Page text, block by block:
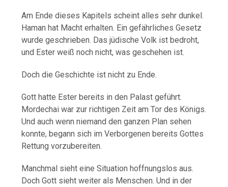
Am Ende dieses Kapitels scheint alles sehr dunkel.
Haman hat Macht erhalten. Ein gefährliches Gesetz
wurde geschrieben. Das jüdische Volk ist bedroht,
und Ester weiß noch nicht, was geschehen ist.
Doch die Geschichte ist nicht zu Ende.
Gott hatte Ester bereits in den Palast geführt.
Mordechai war zur richtigen Zeit am Tor des Königs.
Und auch wenn niemand den ganzen Plan sehen
konnte, begann sich im Verborgenen bereits Gottes
Rettung vorzubereiten.
Manchmal sieht eine Situation hoffnungslos aus.
Doch Gott sieht weiter als Menschen. Und in der